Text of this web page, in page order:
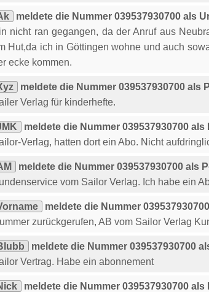
meldete die Nummer 039537930700 als
nicht ran gegangen, da der Anruf aus
Hut,da ich in Göttingen wohne und auch
ecke kommen.
meldete die Nummer 039537930700 als
Verlag für kinderhefte.
meldete die Nummer 039537930700 als
Verlag, hatten dort ein Abo. Nicht
meldete die Nummer 039537930700 als
vom Sailor Verlag. Ich habe ein
meldete die Nummer
zurückgerufen, AB vom Sailor Verlag
meldete die Nummer 039537930700
Vertrag. Habe ein abonnement
meldete die Nummer 039537930700 als